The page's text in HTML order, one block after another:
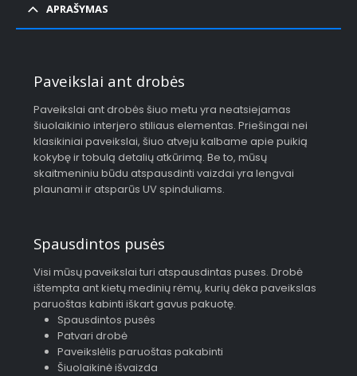
APRAŠYMAS
Paveikslai ant drobės
Paveikslai ant drobės šiuo metu yra neatsiejamas
šiuolaikinio interjero stiliaus elementas. Priešingai nei
klasikiniai paveikslai, šiuo atveju kalbame apie puikią
kokybę ir tobulą detalių atkūrimą. Be to, mūsų
skaitmeniniu būdu atspausdinti vaizdai yra lengvai
plaunami ir atsparūs UV spinduliams.
Spausdintos pusės
Visi mūsų paveikslai turi atspausdintas puses. Drobė
ištempta ant kietų medinių rėmų, kurių dėka paveikslas
paruoštas kabinti iškart gavus pakuotę.
Spausdintos pusės
Patvari drobė
Paveikslėlis paruoštas pakabinti
Šiuolaikinė išvaizda